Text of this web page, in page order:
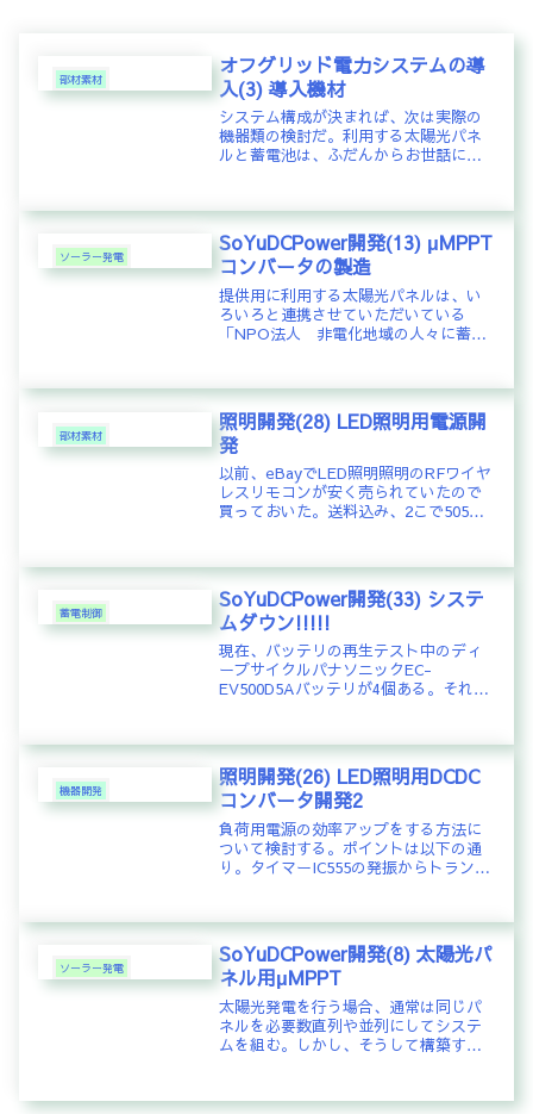
部材素材
オフグリッド電力システムの導
入(3) 導入機材
システム構成が決まれば、次は実際の
機器類の検討だ。利用する太陽光パネ
ルと蓄電池は、ふだんからお世話にな
供いただくことを想定してシステム構
成を検討したので機材は決定済み。...
ソーラー発電
SoYuDCPower開発(13) μMPPT
コンバータの製造
提供用に利用する太陽光パネルは、い
ろいろと連携させていただいている
「NPO法人 非電化地域の人々に蓄電
となった。最近は、太陽光パネルのリ
ユース品も出回り始めたという。品質
に...
部材素材
照明開発(28) LED照明用電源開
発
以前、eBayでLED照明照明のRFワイヤ
レスリモコンが安く売られていたので
買っておいた。送料込み、2こで505
てみた。Instructions for RF Wirele...
蓄電制御
SoYuDCPower開発(33) システ
ムダウン!!!!!
現在、バッテリの再生テスト中のディ
ープサイクルパナソニックEC-
EV500D5Aバッテリが4個ある。それら
ながら再生状況を評価することにし
た。それに先立ち、ACDelcoM...
機器開発
照明開発(26) LED照明用DCDC
コンバータ開発2
負荷用電源の効率アップをする方法に
ついて検討する。ポイントは以下の通
り。タイマーIC555の発振からトランジ
ンサを抵抗と並行に設置し高速化FET
ドライブ回路をプッシュプル型...
ソーラー発電
SoYuDCPower開発(8) 太陽光パ
ネル用μMPPT
太陽光発電を行う場合、通常は同じパ
ネルを必要数直列や並列にしてシステ
ムを組む。しかし、そうして構築する
る。パネルの代替わりもあり、同じパ